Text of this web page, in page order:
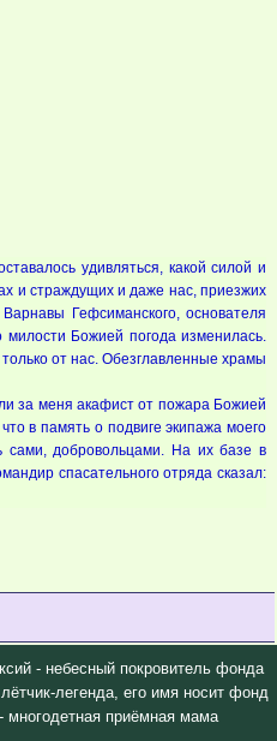
удивляться, какой силой и
и страждущих и даже нас, приезжих
Гефсиманского, основателя
Божией погода изменилась.
от нас. Обезглавленные храмы
за меня акафист от пожара Божией
в память о подвиге экипажа моего
сами, добровольцами. На их базе в
спасательного отряда сказал:
- небесный покровитель фонда
легенда, его имя носит фонд
многодетная приёмная мама